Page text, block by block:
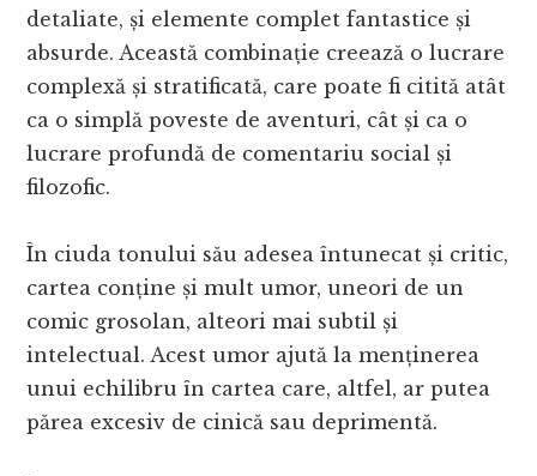
detaliate, și elemente complet fantastice și
absurde. Această combinație creează o lucrare
complexă și stratificată, care poate fi citită atât
ca o simplă poveste de aventuri, cât și ca o
lucrare profundă de comentariu social și
filozofic.
În ciuda tonului său adesea întunecat și critic,
cartea conține și mult umor, uneori de un
comic grosolan, alteori mai subtil și
intelectual. Acest umor ajută la menținerea
unui echilibru în cartea care, altfel, ar putea
părea excesiv de cinică sau deprimentă.